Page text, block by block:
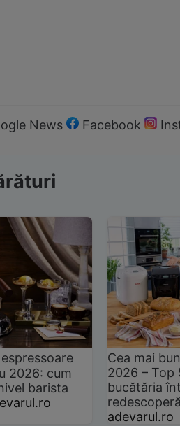
News Facebook
2026: cum
barista
Cea mai
2026 –
bucătăria
adevarul.ro